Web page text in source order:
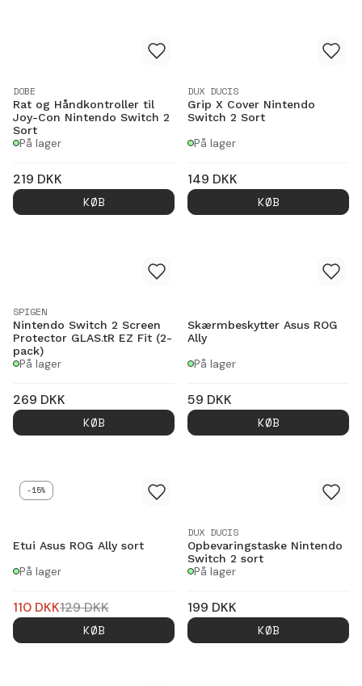
DOBE
Rat og Håndkontroller til
Joy-Con Nintendo Switch 2
Sort
På lager
219 DKK
KØB
DUX DUCIS
Grip X Cover Nintendo
Switch 2 Sort
På lager
149 DKK
KØB
SPIGEN
Nintendo Switch 2 Screen
Protector GLAS.tR EZ Fit (2-
pack)
På lager
269 DKK
KØB
Skærmbeskytter Asus ROG
Ally
På lager
59 DKK
KØB
-15%
Etui Asus ROG Ally sort
På lager
110 DKK129DKK
KØB
DUX DUCIS
Opbevaringstaske Nintendo
Switch 2 sort
På lager
199 DKK
KØB